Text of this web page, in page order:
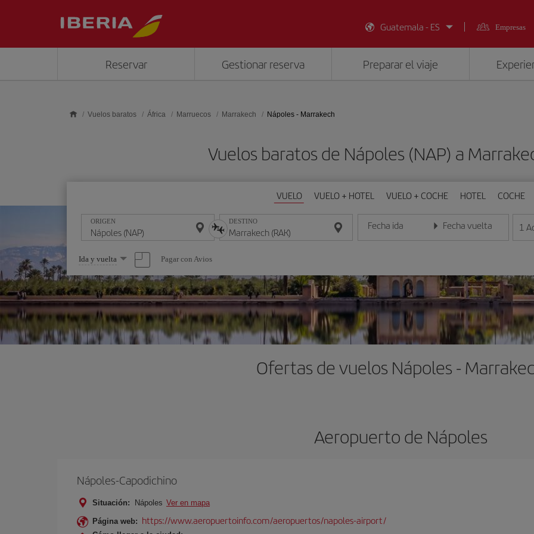
Guatemala - ES
Empresas
Reservar Gestionar reserva Preparar el viaje
Vuelos baratos África Marruecos Marrakech Nápoles - Marrakech
Vuelos baratos de Nápoles (NAP) a
VUELO VUELO + HOTEL VUELO + COCHE HOTEL COCHE
ORIGEN DESTINO Fecha ida
Introduce la fecha en formato día/mes/año
Fecha vuelta
Introduce la fecha en 1
Seleccione
una
opción
Ida y vuelta Pagar con Avios
Ofertas de vuelos Nápoles -
Aeropuerto de Nápoles
Nápoles-Capodichino
Situación: Nápoles Ver en mapa
Página web: https://www.aeropuertoinfo.com/aeropuertos/napoles-airport/